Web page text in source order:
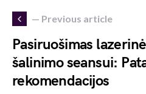
— Previous article
Pasiruošimas
šalinimo seansui:
rekomendacijos